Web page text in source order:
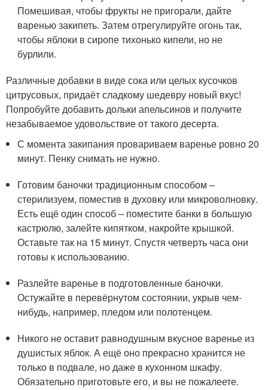
Помешивая, чтобы фрукты не пригорали, дайте
варенью закипеть. Затем отрегулируйте огонь так,
чтобы яблоки в сиропе тихонько кипели, но не
бурлили.
Различные добавки в виде сока или целых кусочков
цитрусовых, придаёт сладкому шедевру новый вкус!
Попробуйте добавить дольки апельсинов и получите
незабываемое удовольствие от такого десерта.
С момента закипания провариваем варенье ровно 20
минут. Пенку снимать не нужно.
Готовим баночки традиционным способом –
стерилизуем, поместив в духовку или микроволновку.
Есть ещё один способ – поместите банки в большую
кастрюлю, залейте кипятком, накройте крышкой.
Оставьте так на 15 минут. Спустя четверть часа они
готовы к использованию.
Разлейте варенье в подготовленные баночки.
Остужайте в перевёрнутом состоянии, укрыв чем-
нибудь, например, пледом или полотенцем.
Никого не оставит равнодушным вкусное варенье из
душистых яблок. А ещё оно прекрасно хранится не
только в подвале, но даже в кухонном шкафу.
Обязательно приготовьте его, и вы не пожалеете.